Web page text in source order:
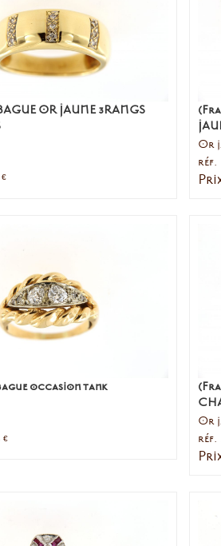
OR JAUNE 3RANGS
€
Or
réf.
occasion tank
€
Or
réf.